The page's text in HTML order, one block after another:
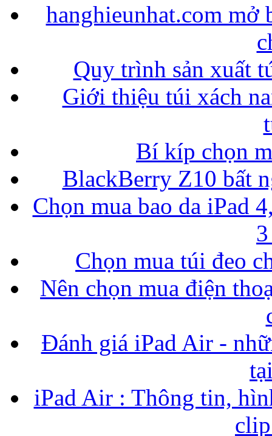
hanghieunhat.com mở
Quy trình sản xuất
Giới thiệu túi xách
Bí kíp chọn
BlackBerry Z10 bất
Chọn mua bao da iPad
Chọn mua túi đeo
Nên chọn mua điện
Đánh giá iPad Air -
iPad Air : Thông tin,